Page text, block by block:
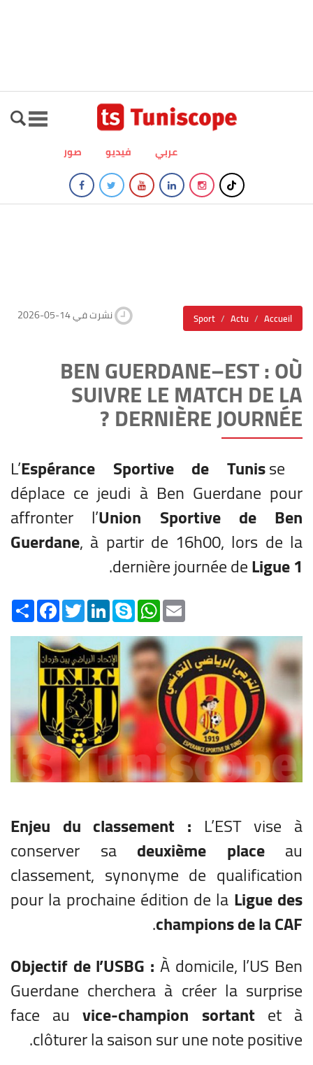
صور فيديو عربي
Sport Actu Accueil 2026-05-14 نشرت في
BEN GUERDANE–EST : OÙ
SUIVRE LE MATCH DE LA
DERNIÈRE JOURNÉE ?
Espérance Sportive de Tunisse
déplace ce jeudi à Ben Guerdane pour
affronter l’Union Sportive de Ben
Guerdane, à partir de 16h00, lors de la
dernière journée deLigue 1
.
Share
FacebookTwitterLinkedInSkype
WhatsAppEmail
Enjeu du classement : L’EST vise à
conserver sa deuxième placeau
classement, synonyme de qualification
pour la prochaine édition de la Ligue des
champions de la CAF
.
Objectif de l’USBG : À domicile, l’US Ben
Guerdane cherchera à créer la surprise
face auvice-champion sortantet à
clôturer la saison sur une note positive.